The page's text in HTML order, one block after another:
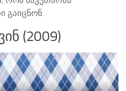
გაიცნონ.
(2009)